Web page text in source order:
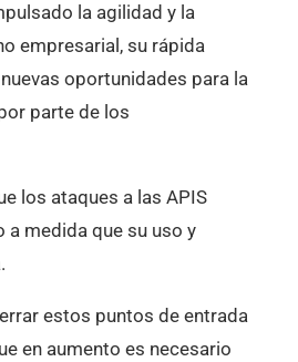
la agilidad y la
empresarial, su rápida
oportunidades para la
parte de los
los ataques a las APIS
a medida que su uso y
estos puntos de entrada
en aumento es necesario